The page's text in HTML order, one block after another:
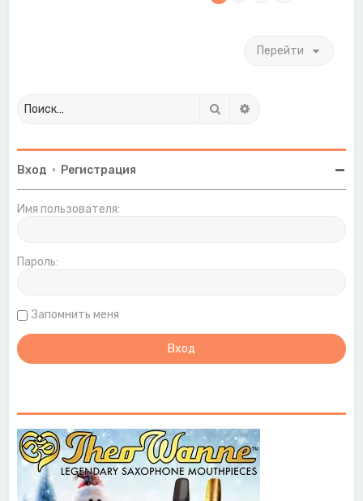
Перейти
Поиск
Вход • Регистрация
Имя пользователя:
Пароль:
Запомнить меня